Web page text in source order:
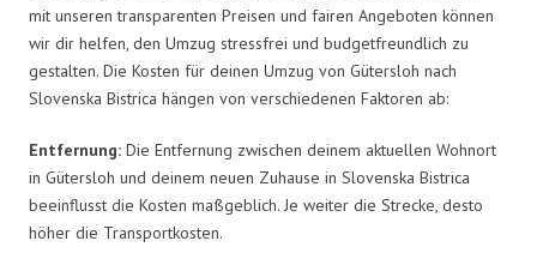
mit unseren transparenten Preisen und fairen Angeboten können
wir dir helfen, den Umzug stressfrei und budgetfreundlich zu
gestalten. Die Kosten für deinen Umzug von Gütersloh nach
Slovenska Bistrica hängen von verschiedenen Faktoren ab:
Entfernung: Die Entfernung zwischen deinem aktuellen Wohnort
in Gütersloh und deinem neuen Zuhause in Slovenska Bistrica
beeinflusst die Kosten maßgeblich. Je weiter die Strecke, desto
höher die Transportkosten.